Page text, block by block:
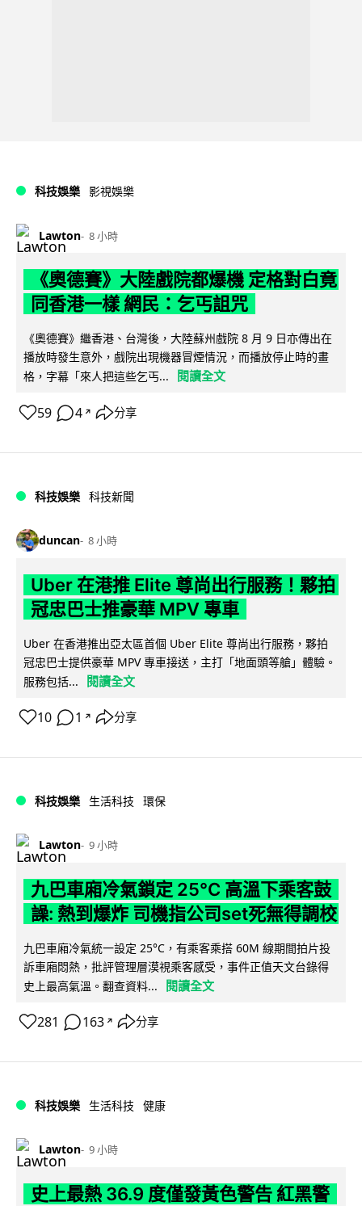
科技娛樂 影視娛樂
Lawton 8 小時
《奧德賽》大陸戲院都爆機 定格對白竟
同香港一樣 網民：乞丐詛咒
《奧德賽》繼香港、台灣後，大陸蘇州戲院 8 月 9 日亦傳出在
播放時發生意外，戲院出現機器冒煙情況，而播放停止時的畫
格，字幕「來人把這些乞丐...
閱讀全文
59 4 ↗ 分享
科技娛樂 科技新聞
duncan 8 小時
Uber 在港推 Elite 尊尚出行服務！夥拍
冠忠巴士推豪華 MPV 專車
Uber 在香港推出亞太區首個 Uber Elite 尊尚出行服務，夥拍
冠忠巴士提供豪華 MPV 專車接送，主打「地面頭等艙」體驗。
服務包括...
閱讀全文
10 1 ↗ 分享
科技娛樂 生活科技 環保
Lawton 9 小時
九巴車廂冷氣鎖定 25°C 高溫下乘客鼓
譟: 熱到爆炸 司機指公司set死無得調校
九巴車廂冷氣統一設定 25°C，有乘客乘搭 60M 線期間拍片投
訴車廂悶熱，批評管理層漠視乘客感受，事件正值天文台錄得
史上最高氣溫。翻查資料...
閱讀全文
281 163 ↗ 分享
科技娛樂 生活科技 健康
Lawton 9 小時
史上最熱 36.9 度僅發黃色警告 紅黑警